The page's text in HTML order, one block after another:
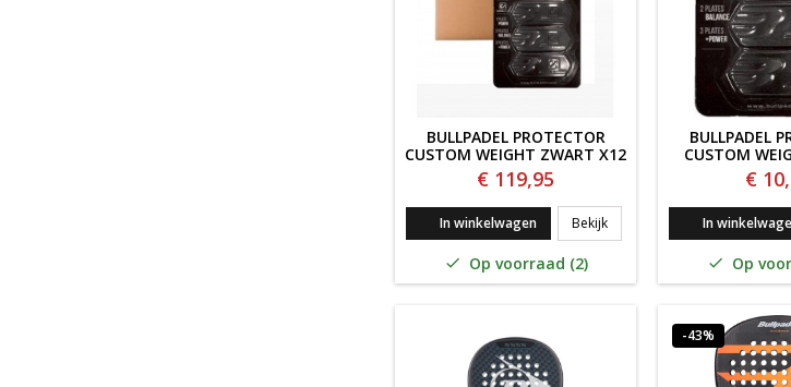
BULLPADEL PROTECTOR
CUSTOM WEIGHT ZWART X12
€ 119,95
In winkelwagen BekijkBullpadel Protector Custom
 Op voorraad (2)
BULLPADEL
CUSTOM
€
In
 Op
-43%